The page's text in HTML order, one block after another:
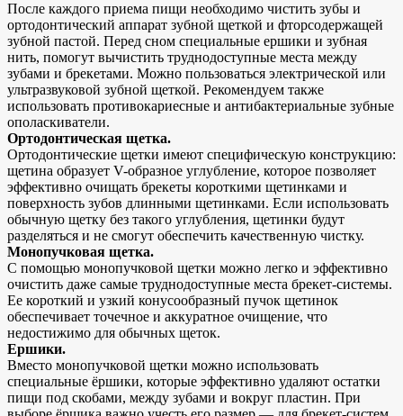
После каждого приема пищи необходимо чистить зубы и
ортодонтический аппарат зубной щеткой и фторсодержащей
зубной пастой. Перед сном специальные ершики и зубная
нить, помогут вычистить труднодоступные места между
зубами и брекетами. Можно пользоваться электрической или
ультразвуковой зубной щеткой. Рекомендуем также
использовать противокариесные и антибактериальные зубные
ополаскиватели.
Ортодонтическая щетка.
Ортодонтические щетки имеют специфическую конструкцию:
щетина образует V-образное углубление, которое позволяет
эффективно очищать брекеты короткими щетинками и
поверхность зубов длинными щетинками. Если использовать
обычную щетку без такого углубления, щетинки будут
разделяться и не смогут обеспечить качественную чистку.
Монопучковая щетка.
С помощью монопучковой щетки можно легко и эффективно
очистить даже самые труднодоступные места брекет-системы.
Ее короткий и узкий конусообразный пучок щетинок
обеспечивает точечное и аккуратное очищение, что
недостижимо для обычных щеток.
Ершики.
Вместо монопучковой щетки можно использовать
специальные ёршики, которые эффективно удаляют остатки
пищи под скобами, между зубами и вокруг пластин. При